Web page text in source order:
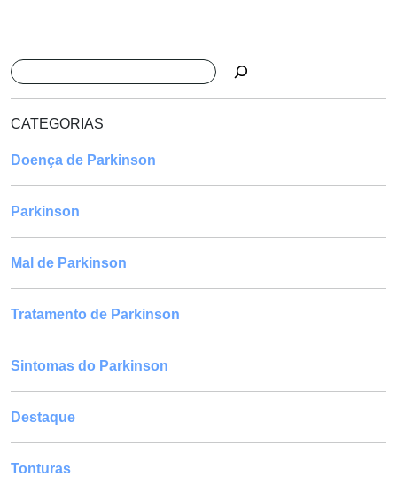
Pesquisar
CATEGORIAS
Doença de Parkinson
Parkinson
Mal de Parkinson
Tratamento de Parkinson
Sintomas do Parkinson
Destaque
Tonturas